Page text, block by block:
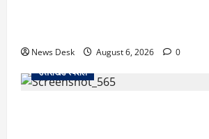
News Desk August 6, 2026
0
उत्तराखंड स्पेशल